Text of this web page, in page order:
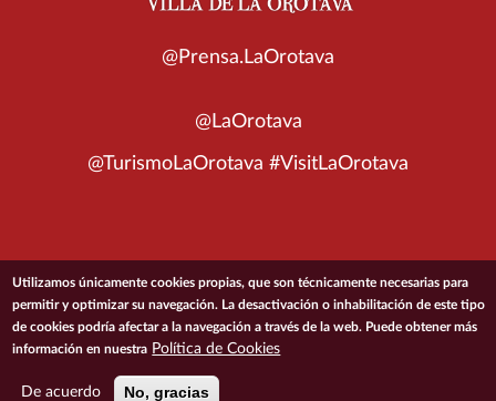
@Prensa.LaOrotava
@LaOrotava
@TurismoLaOrotava #VisitLaOrotava
© 2026 Ayuntamiento de la Villa de La Orotava
ACCESIBILIDADCONDICIONES DE USOPOLÍTICA DE PRIVACIDAD
Utilizamos únicamente cookies propias, que son técnicamente necesarias para
permitir y optimizar su navegación. La desactivación o inhabilitación de este tipo
de cookies podría afectar a la navegación a través de la web. Puede obtener más
información en nuestra Política de Cookies
De acuerdo No, gracias